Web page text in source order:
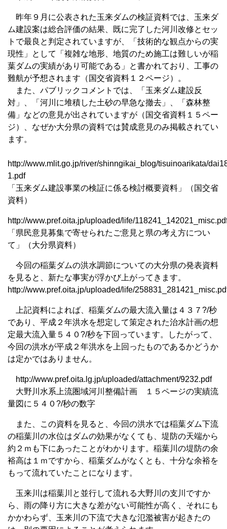
昨年９月に公表された玉来ダムの検証資料では、玉来ダ
ム建設案は総合評価の結果、既に完了した河川改修とセッ
トで最良と判定されていますが、「技術的な観点からの実
現性」として「複雑な地形、地質のため施工は難しいが稲
葉ダムの実績があり可能である」と書かれており、工事の
難航が予想されます（国交省資料１２ページ）。
また、パブリックコメントでは、「玉来ダム建設反
対」、「河川に堆積した土砂の早急な撤去」、「森林整
備」などの意見が出されていますが（国交省資料１５ペー
ジ）、なぜか大分県の資料では賛成意見のみ掲載されてい
ます。
http://www.mlit.go.jp/river/shinngikai_blog/tisuinoarikata/
1.pdf
「玉来ダム建設事業の検証に係る検討概要資料」（国交省
資料）
http://www.pref.oita.jp/uploaded/life/
「県民意見募集で寄せられたご意見と県の考え方につい
て」（大分県資料）
今回の稲葉ダムの洪水調節についての大分県の発表資料
を見ると、新たな事実が浮かび上がってきます。
http://www.pref.oita.jp/uploaded/life/
上記資料によれば、稲葉ダムの最大流入量は４３７?/秒
であり、平成２年洪水を想定して策定された治水計画の想
定最大流入量５４０?/秒を下回っています。したがって、
今回の洪水が平成２年洪水を上回ったものであるかどうか
は定かではありません。
http://www.pref.oita.lg.jp/uploaded/attachment/9232.pdf
大野川水系上流圏域河川整備計画 １５ページの実績流
量図に５４０?/秒の数字
また、この資料を見ると、今回の洪水では稲葉ダム下流
の稲葉川の水位はダムの効果がなくても、堤防の天端から
約２ｍも下にあったことがわかります。稲葉川の堤防の余
裕高は１ｍですから、稲葉ダムがなくとも、十分な余裕を
もって流れていたことになります。
玉来川は稲葉川と並行して流れる大野川の支川ですか
ら、雨の降り方に大きな差がない可能性が高く、それにも
かかわらず、玉来川の下流で大きな氾濫被害が起きたの